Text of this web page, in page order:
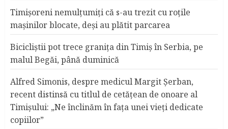
Timişoreni nemulţumiţi că s-au trezit cu roţile
maşinilor blocate, deşi au plătit parcarea
Bicicliştii pot trece graniţa din Timiş în Serbia, pe
malul Begăi, până duminică
Alfred Simonis, despre medicul Margit Şerban,
recent distinsă cu titlul de cetățean de onoare al
Timişului: „Ne înclinăm în fața unei vieți dedicate
copiilor”